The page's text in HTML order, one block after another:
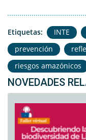
Etiquetas: INTE
prevención
riesgos amazónicos
NOVEDADES